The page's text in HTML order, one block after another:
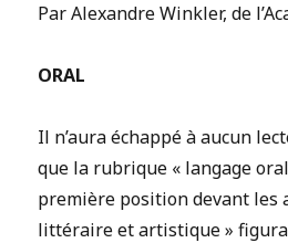
Par Alexandre Winkler, de
ORAL
Il n’aura échappé à aucun
que la rubrique « langage
première position devant
littéraire et artistique »